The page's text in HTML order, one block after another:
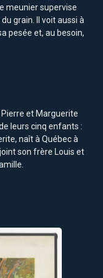
meunier supervise
grain. Il voit aussi à
pesée et, au besoin,
et Marguerite
leurs cinq enfants :
naît à Québec à
son frère Louis et